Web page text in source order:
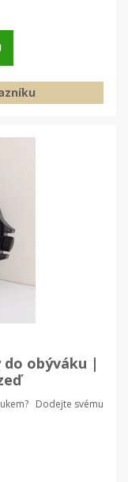
obýváku |
Dodejte svému